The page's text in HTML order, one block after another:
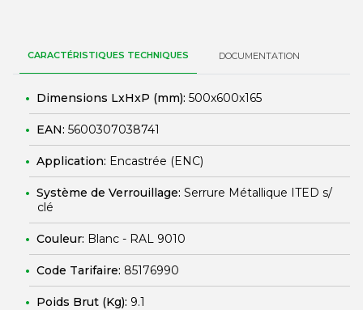
CARACTÉRISTIQUES TECHNIQUES DOCUMENTATION
Dimensions LxHxP (mm): 500x600x165
EAN: 5600307038741
Application: Encastrée (ENC)
Système de Verrouillage: Serrure Métallique ITED s/
clé
Couleur: Blanc - RAL 9010
Code Tarifaire: 85176990
Poids Brut (Kg): 9.1